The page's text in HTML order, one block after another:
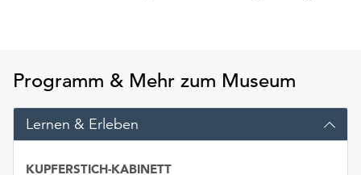
die
Schaltfläche
„Cookie-
Einstellungen“
Verfügung.
Programm & Mehr zum Museum
Lernen & Erleben
KUPFERSTICH-KABINETT